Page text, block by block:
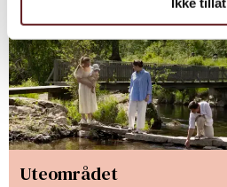
Uteområdet